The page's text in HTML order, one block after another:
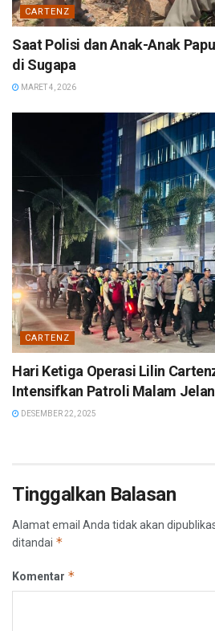
CARTENZ
Saat Polisi dan Anak-Anak
di Sugapa
MARET 4, 2026
CARTENZ
Hari Ketiga Operasi Lilin
Intensifkan Patroli Malam
DESEMBER 22, 2025
Tinggalkan Balasan
Alamat email Anda tidak akan
ditandai *
Komentar *